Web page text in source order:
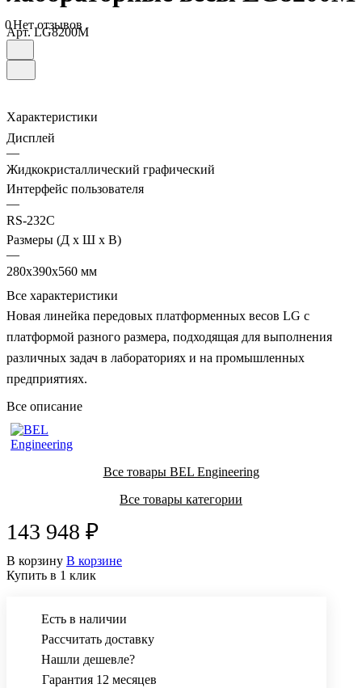
0Нет отзывов
Арт.LG8200M
Характеристики
Дисплей
—
Жидкокристаллический графический
Интерфейс пользователя
—
RS-232C
Размеры (Д х Ш х В)
—
280х390х560 мм
Все характеристики
Новая линейка передовых платформенных весов LG с
платформой разного размера, подходящая для выполнения
различных задач в лабораториях и на промышленных
предприятиях.
Все описание
Все товары BEL Engineering
Все товары категории
143 948 ₽
В корзину В корзине
Купить в 1 клик
Есть в наличии
Рассчитать доставку
Нашли дешевле?
Гарантия 12 месяцев